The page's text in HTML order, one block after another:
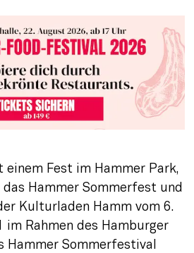
einem Fest im Hammer Park,
Hammer Sommerfest und
Kulturladen Hamm vom 6.
im Rahmen des Hamburger
Hammer Sommerfestival